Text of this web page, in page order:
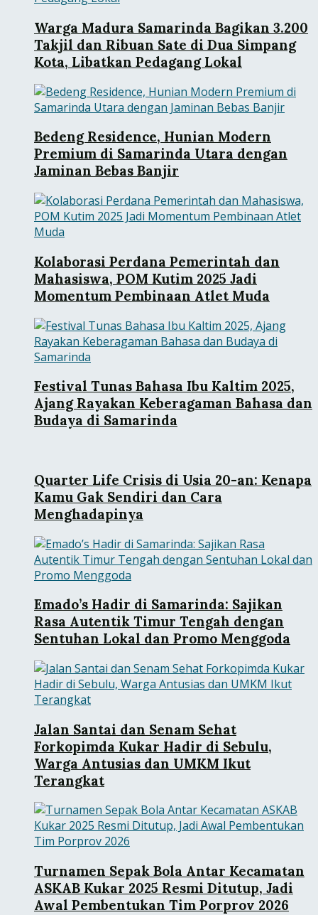
Warga Madura Samarinda Bagikan 3.200
Takjil dan Ribuan Sate di Dua Simpang
Kota, Libatkan Pedagang Lokal
Bedeng Residence, Hunian Modern
Premium di Samarinda Utara dengan
Jaminan Bebas Banjir
Kolaborasi Perdana Pemerintah dan
Mahasiswa, POM Kutim 2025 Jadi
Momentum Pembinaan Atlet Muda
Festival Tunas Bahasa Ibu Kaltim 2025,
Ajang Rayakan Keberagaman Bahasa dan
Budaya di Samarinda
Quarter Life Crisis di Usia 20-an: Kenapa
Kamu Gak Sendiri dan Cara
Menghadapinya
Emado’s Hadir di Samarinda: Sajikan
Rasa Autentik Timur Tengah dengan
Sentuhan Lokal dan Promo Menggoda
Jalan Santai dan Senam Sehat
Forkopimda Kukar Hadir di Sebulu,
Warga Antusias dan UMKM Ikut
Terangkat
Turnamen Sepak Bola Antar Kecamatan
ASKAB Kukar 2025 Resmi Ditutup, Jadi
Awal Pembentukan Tim Porprov 2026